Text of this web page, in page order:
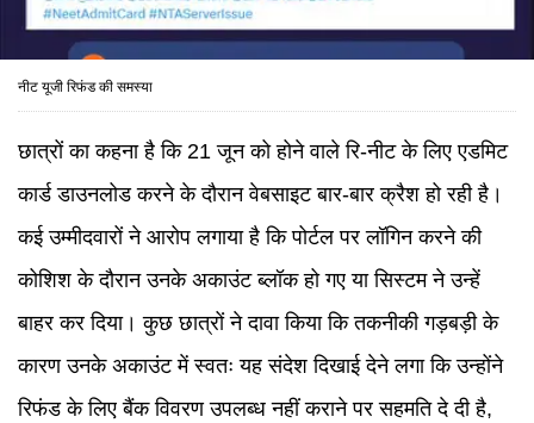
नीट यूजी रिफंड की समस्या
छात्रों का कहना है कि 21 जून को होने वाले रि-नीट के लिए एडमिट
कार्ड डाउनलोड करने के दौरान वेबसाइट बार-बार क्रैश हो रही है।
कई उम्मीदवारों ने आरोप लगाया है कि पोर्टल पर लॉगिन करने की
कोशिश के दौरान उनके अकाउंट ब्लॉक हो गए या सिस्टम ने उन्हें
बाहर कर दिया। कुछ छात्रों ने दावा किया कि तकनीकी गड़बड़ी के
कारण उनके अकाउंट में स्वतः यह संदेश दिखाई देने लगा कि उन्होंने
रिफंड के लिए बैंक विवरण उपलब्ध नहीं कराने पर सहमति दे दी है,